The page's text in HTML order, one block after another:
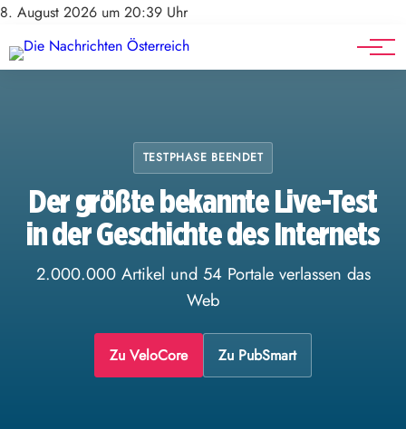
8. August 2026 um 20:39 Uhr
Mediadaten
Werbung
Stellenangebote
Veranstaltungen
TESTPHASE BEENDET
Der größte bekannte Live-Test
in der Geschichte des Internets
2.000.000 Artikel und 54 Portale verlassen das
Web
Zu VeloCore Zu PubSmart